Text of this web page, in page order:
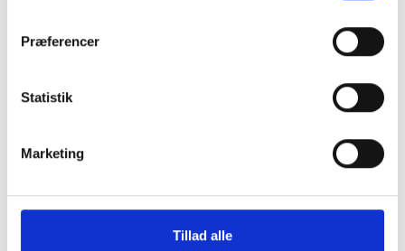
Præferencer
Statistik
Marketing
Tillad alle
Faktaark om almene boliger i
De almene boligorganisationer er centrale aktører
nyttig information om almene boliger i Odsherred
Hvor kommer dataene